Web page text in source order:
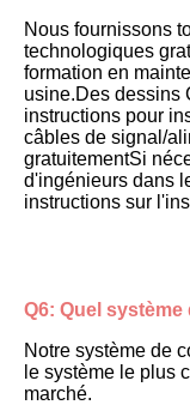
Nous fournissons
technologiques
formation en
usine.Des dessins
instructions pour
câbles de signal/
gratuitementSi
d'ingénieurs dans
instructions sur
Q6: Quel
Notre système de
le système le plus
marché.